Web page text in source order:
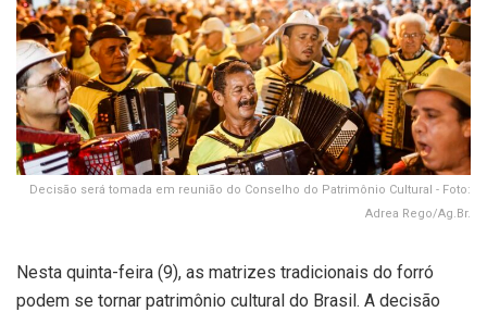
Decisão será tomada em reunião do Conselho do Patrimônio Cultural - Foto:
Adrea Rego/Ag.Br.
Nesta quinta-feira (9), as matrizes tradicionais do forró
podem se tornar patrimônio cultural do Brasil. A decisão